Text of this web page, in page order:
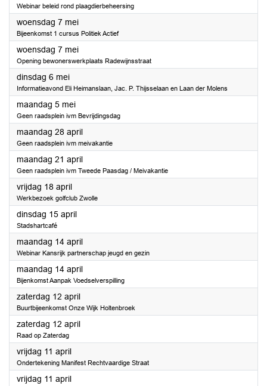
Webinar beleid rond plaagdierbeheersing
woensdag 7 mei2025
Bijeenkomst 1 cursus Politiek Actief
woensdag 7 mei2025
Opening bewonerswerkplaats Radewijnsstraat
dinsdag 6 mei2025
Informatieavond Eli Heimanslaan, Jac. P. Thijsselaan en Laan der Molens
maandag 5 mei2025
Geen raadsplein ivm Bevrijdingsdag
maandag 28 april2025
Geen raadsplein ivm meivakantie
maandag 21 april2025
Geen raadsplein ivm Tweede Paasdag / Meivakantie
vrijdag 18 april2025
Werkbezoek golfclub Zwolle
dinsdag 15 april2025
Stadshartcafé
maandag 14 april2025
Webinar Kansrijk partnerschap jeugd en gezin
maandag 14 april2025
Bijenkomst Aanpak Voedselverspilling
zaterdag 12 april2025
Buurtbijeenkomst Onze Wijk Holtenbroek
zaterdag 12 april2025
Raad op Zaterdag
vrijdag 11 april2025
Ondertekening Manifest Rechtvaardige Straat
vrijdag 11 april2025